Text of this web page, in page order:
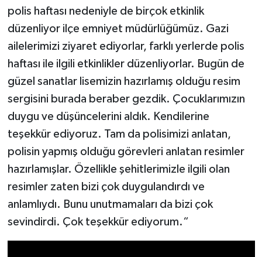
polis haftası nedeniyle de birçok etkinlik
düzenliyor ilçe emniyet müdürlüğümüz. Gazi
ailelerimizi ziyaret ediyorlar, farklı yerlerde polis
haftası ile ilgili etkinlikler düzenliyorlar. Bugün de
güzel sanatlar lisemizin hazırlamış olduğu resim
sergisini burada beraber gezdik. Çocuklarımızın
duygu ve düşüncelerini aldık. Kendilerine
teşekkür ediyoruz. Tam da polisimizi anlatan,
polisin yapmış olduğu görevleri anlatan resimler
hazırlamışlar. Özellikle şehitlerimizle ilgili olan
resimler zaten bizi çok duygulandırdı ve
anlamlıydı. Bunu unutmamaları da bizi çok
sevindirdi. Çok teşekkür ediyorum.“